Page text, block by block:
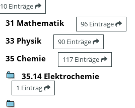
10 Einträge
31 Mathematik 96 Einträge
33 Physik 90 Einträge
35 Chemie 117 Einträge
35.14 Elektrochemie
1 Eintrag